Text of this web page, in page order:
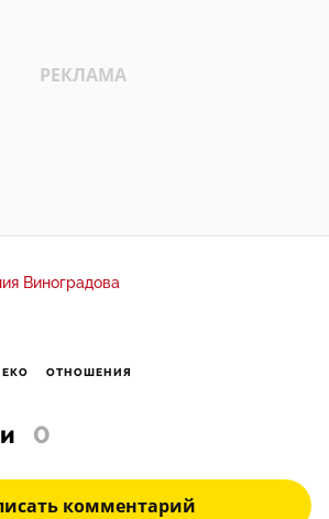
Виноградова
ОТНОШЕНИЯ
0
комментарий